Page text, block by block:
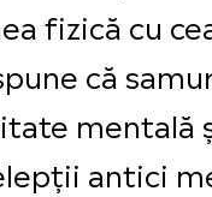
fizică cu
că
mentală
antici